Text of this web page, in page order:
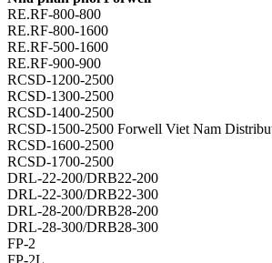
RE.RF-800-800
RE.RF-800-1600
RE.RF-500-1600
RE.RF-900-900
RCSD-1200-2500
RCSD-1300-2500
RCSD-1400-2500
RCSD-1500-2500 Forwell Viet Nam
RCSD-1600-2500
RCSD-1700-2500
DRL-22-200/DRB22-200
DRL-22-300/DRB22-300
DRL-28-200/DRB28-200
DRL-28-300/DRB28-300
FP-2